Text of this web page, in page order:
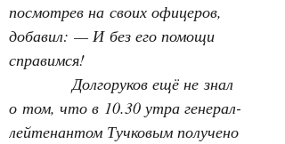
посмотрев на своих офицеров,
добавил: — И без его помощи
справимся!
Долгоруков ещё не знал
о том, что в 10.30 утра генерал-
лейтенантом Тучковым получено